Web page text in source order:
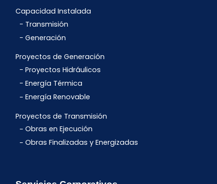
Capacidad Instalada
Transmisión
Generación
Proyectos de Generación
Proyectos Hidráulicos
Energía Térmica
Energía Renovable
Proyectos de Transmisión
Obras en Ejecución
Obras Finalizadas y Energizadas